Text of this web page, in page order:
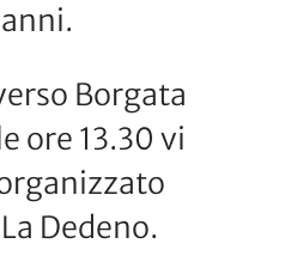
Borgata
ore 13.30 vi
Dedeno.